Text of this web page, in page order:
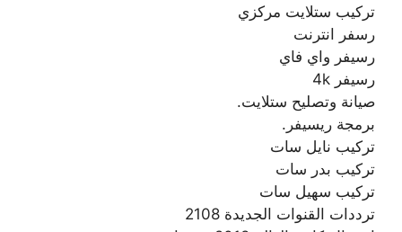
تركيب ستلايت مركزي
رسفر انترنت
رسيفر واي فاي
رسيفر 4k
صيانة وتصليح ستلايت.
برمجة ريسيفر.
تركيب نايل سات
تركيب بدر سات
تركيب سهيل سات
ترددات القنوات الجديدة 2108